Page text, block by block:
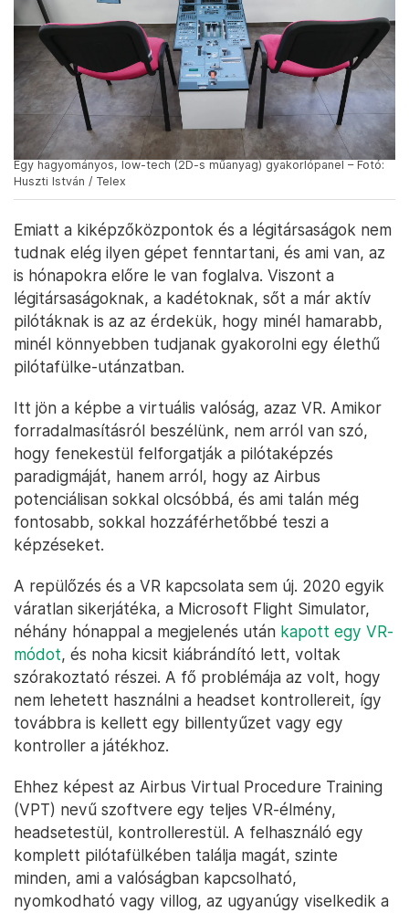
Egy hagyományos, low-tech (2D-s műanyag) gyakorlópanel – Fotó:
Huszti István / Telex
Emiatt a kiképzőközpontok és a légitársaságok nem
tudnak elég ilyen gépet fenntartani, és ami van, az
is hónapokra előre le van foglalva. Viszont a
légitársaságoknak, a kadétoknak, sőt a már aktív
pilótáknak is az az érdekük, hogy minél hamarabb,
minél könnyebben tudjanak gyakorolni egy élethű
pilótafülke-utánzatban.
Itt jön a képbe a virtuális valóság, azaz VR. Amikor
forradalmasításról beszélünk, nem arról van szó,
hogy fenekestül felforgatják a pilótaképzés
paradigmáját, hanem arról, hogy az Airbus
potenciálisan sokkal olcsóbbá, és ami talán még
fontosabb, sokkal hozzáférhetőbbé teszi a
képzéseket.
A repülőzés és a VR kapcsolata sem új. 2020 egyik
váratlan sikerjátéka, a Microsoft Flight Simulator,
néhány hónappal a megjelenés után kapott egy VR-
módot, és noha kicsit kiábrándító lett, voltak
szórakoztató részei. A fő problémája az volt, hogy
nem lehetett használni a headset kontrollereit, így
továbbra is kellett egy billentyűzet vagy egy
kontroller a játékhoz.
Ehhez képest az Airbus Virtual Procedure Training
(VPT) nevű szoftvere egy teljes VR-élmény,
headsetestül, kontrollerestül. A felhasználó egy
komplett pilótafülkében találja magát, szinte
minden, ami a valóságban kapcsolható,
nyomkodható vagy villog, az ugyanúgy viselkedik a